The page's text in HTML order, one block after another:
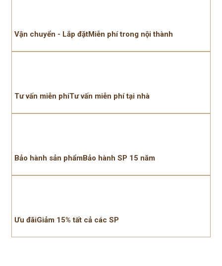
Vận chuyển - Lắp đặtMiễn phí trong nội thành
Tư vấn miễn phíTư vấn miễn phí tại nhà
Bảo hành sản phẩmBảo hành SP 15 năm
Ưu đãiGiảm 15% tất cả các SP